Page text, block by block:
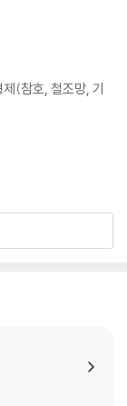
(참호, 철조망, 기
핀 전쟁